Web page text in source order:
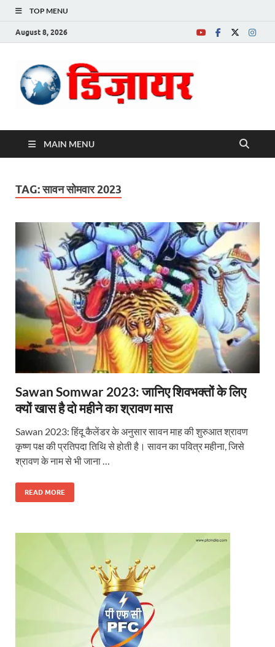
TOP MENU
August 8, 2026
MAIN MENU
TAG:सावन सोमवार 2023
Sawan Somwar 2023: जानिए शिवभक्तों के लिए
क्यों खास है दो महीने का श्रावण मास
Sawan 2023: हिंदू कैलेंडर के अनुसार सावन माह की शुरुआत श्रावण
कृष्ण पक्ष की प्रतिपदा तिथि से होती है। सावन का पवित्र महीना, जिसे
श्रावण के नाम से भी जाना …
READ MORE